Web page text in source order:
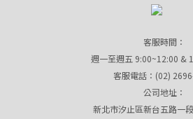
客服時間：
週一至週五 9:00~12:00 &
客服電話：(02)
公司地址：
新北市汐止區新台五路一